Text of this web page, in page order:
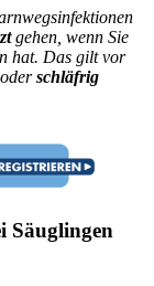
gehen, wenn Sie
hat. Das gilt vor
schläfrig
Säuglingen